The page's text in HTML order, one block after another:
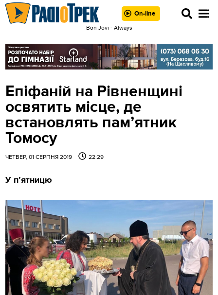
On-line
Bon Jovi - Always
Епіфаній на Рівненщині
освятить місце, де
встановлять пам’ятник
Томосу
ЧЕТВЕР, 01 СЕРПНЯ 2019 22:29
У п’ятницю